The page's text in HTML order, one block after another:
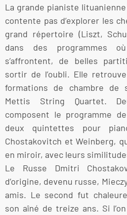
La grande pianiste
contente pas d’explorer les
grand répertoire (Liszt,
dans des programmes
s’affrontent, de belles
sortir de l’oubli. Elle
formations de chambre de
Mettis String Quartet.
composent le programme
deux quintettes pour
Chostakovitch et Weinberg,
en miroir, avec leurs
Le Russe Dmitri
d’origine, devenu russe,
amis. Le second fut
son aîné de treize ans. Si